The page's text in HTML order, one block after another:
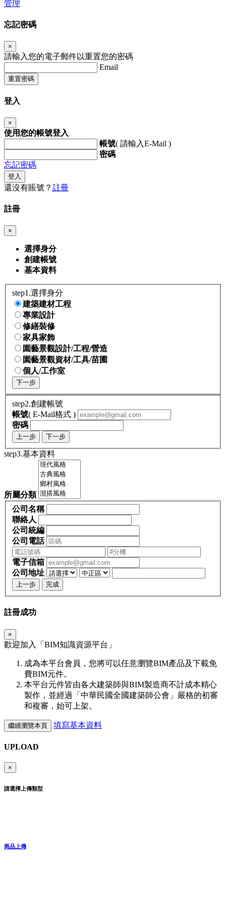
管理
忘記密碼
×
請輸入您的電子郵件以重置您的密碼
Email
重置密碼
登入
×
使用您的帳號登入
帳號( 請輸入E-Mail )
密碼
忘記密碼
登入
還沒有賬號？ 註冊
註冊
×
選擇身分
創建帳號
基本資料
step1.選擇身分
建築建材工程
專業設計
修繕裝修
家具家飾
園藝景觀設計/工程/營造
園藝景觀資材/工具/苗圃
個人/工作室
下一步
step2.創建帳號
帳號( E-Mail格式 )
密碼
上一步 下一步
step3.基本資料
所屬分類
公司名稱
聯絡人
公司統編
公司電話
電子信箱
公司地址
上一步 完成
註冊成功
×
歡迎加入「 BIM知識資源平台」
成為本平台會員，您將可以任意瀏覽BIM產品及下載免
費BIM元件。
本平台元件皆由各大建築師與BIM製造商不計成本精心
製作，並經過「中華民國全國建築師公會」嚴格的初審
和複審，始可上架。
繼續瀏覽本頁 填寫基本資料
UPLOAD
×
請選擇上傳類型
商品上傳